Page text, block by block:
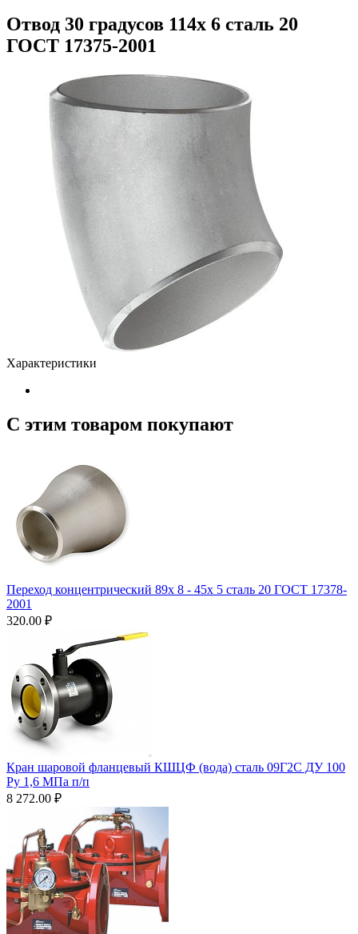
Отвод 30 градусов 114х 6 сталь 20
ГОСТ 17375-2001
Характеристики
С этим товаром покупают
Переход концентрический 89х 8 - 45х 5 сталь 20 ГОСТ 17378-
2001
320.00 ₽
Кран шаровой фланцевый КШЦФ (вода) сталь 09Г2С ДУ 100
Ру 1,6 МПа п/п
8 272.00 ₽